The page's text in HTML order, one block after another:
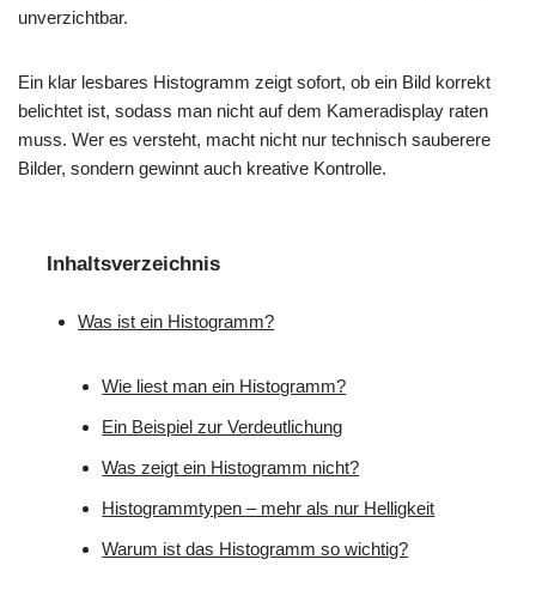
unverzichtbar.
Ein klar lesbares Histogramm zeigt sofort, ob ein Bild korrekt
belichtet ist, sodass man nicht auf dem Kameradisplay raten
muss. Wer es versteht, macht nicht nur technisch sauberere
Bilder, sondern gewinnt auch kreative Kontrolle.
Inhaltsverzeichnis
Was ist ein Histogramm?
Wie liest man ein Histogramm?
Ein Beispiel zur Verdeutlichung
Was zeigt ein Histogramm nicht?
Histogrammtypen – mehr als nur Helligkeit
Warum ist das Histogramm so wichtig?